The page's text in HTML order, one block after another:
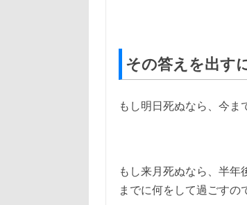
その答えを出す
もし明日死ぬなら、今ま
もし来月死ぬなら、半
までに何をして過ごすの